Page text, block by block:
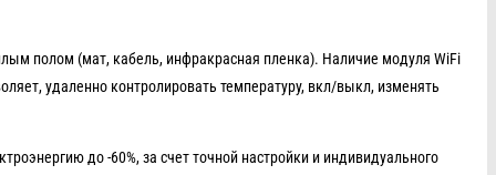
полом (мат, кабель, инфракрасная пленка). Наличие модуля WiFi
удаленно контролировать температуру, вкл/выкл, изменять
до -60%, за счет точной настройки и индивидуального